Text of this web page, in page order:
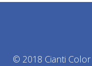
© 2018 Cianti